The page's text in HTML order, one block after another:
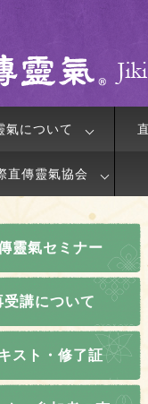
氣について
直傳靈氣協会
靈氣セミナー
受講について
スト・修了証